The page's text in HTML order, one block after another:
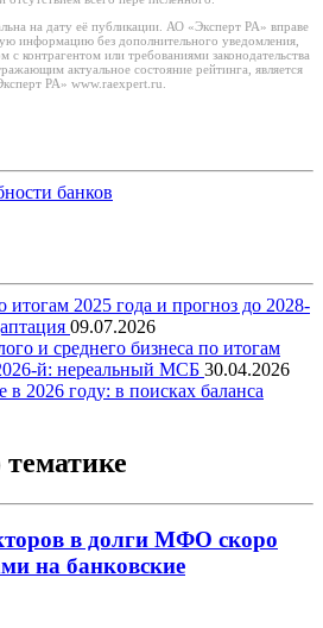
на дату её публикации. АО «Эксперт РА» вправе
информацию без дополнительного уведомления,
с контрагентом или требованиями законодательства
актуальное состояние рейтинга, является
РА» www.raexpert.ru.
банков
2025 года и прогноз до 2028-
09.07.2026
и среднего бизнеса по итогам
й: нереальный МСБ 30.04.2026
2026 году: в поисках баланса
в долги МФО скоро
на банковские